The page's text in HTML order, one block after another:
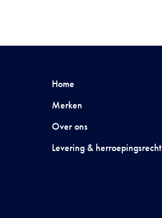
Home
Merken
Over ons
Levering & herroepingsrecht